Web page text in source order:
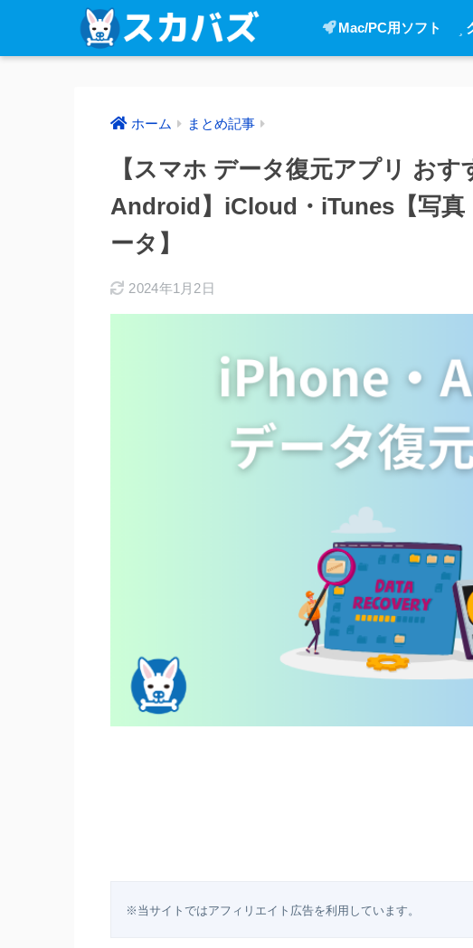
Mac/PC用ソフト
ホーム まとめ記事
【スマホ データ復元アプリ お
Android】iCloud・iTunes【写真
ータ】
2024年1月2日
※当サイトではアフィリエイト広告を利用しています。